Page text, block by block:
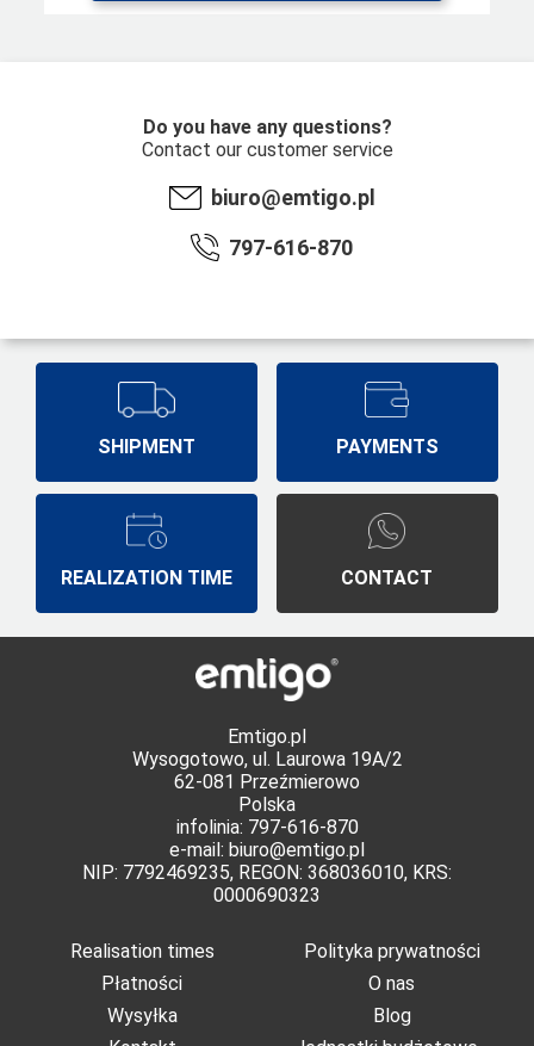
Do you have any questions?
Contact our customer service
biuro@emtigo.pl
797-616-870
SHIPMENT PAYMENTS
REALIZATION TIME CONTACT
Emtigo.pl
Wysogotowo, ul. Laurowa 19A/2
62-081 Przeźmierowo
Polska
infolinia: 797-616-870
e-mail: biuro@emtigo.pl
NIP: 7792469235, REGON: 368036010, KRS:
0000690323
Realisation times
Płatności
Wysyłka
Polityka prywatności
O nas
Blog